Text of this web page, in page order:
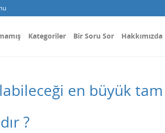
Kategoriler Bir Soru Sor Hakkımızda
en büyük
?